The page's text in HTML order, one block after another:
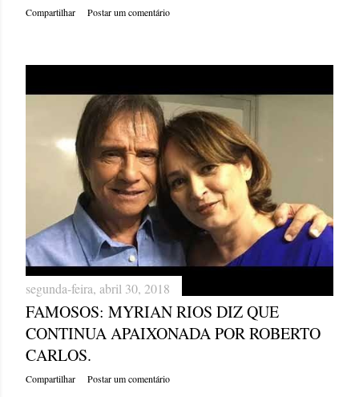
Compartilhar Postar um comentário
segunda-feira, abril 30, 2018
FAMOSOS: MYRIAN RIOS DIZ QUE
CONTINUA APAIXONADA POR ROBERTO
CARLOS.
Compartilhar Postar um comentário